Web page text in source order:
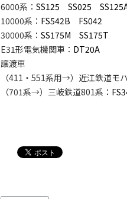
6000系： SS125 SS025
10000系： FS542B
FS042
30000系： SS175M
SS175T
E31形電気機関車： DT20A
譲渡車
（411・551系用→）近江鉄道モ
（701系→）三岐鉄道801系：